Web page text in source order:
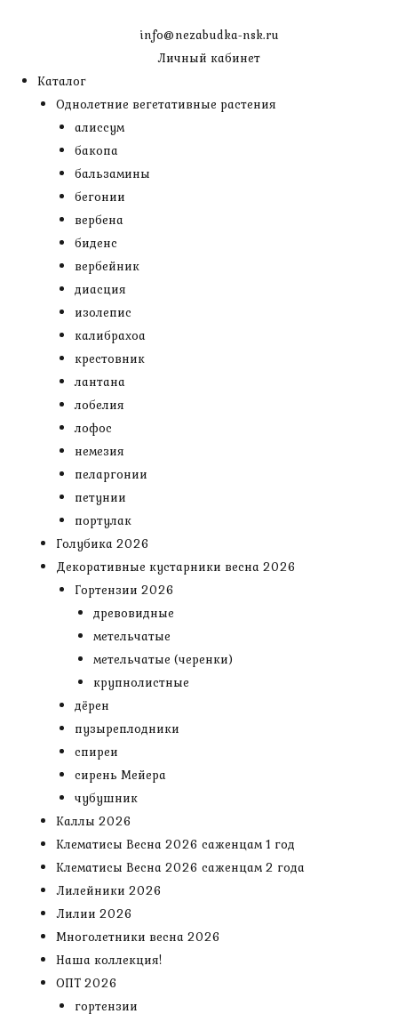
info@nezabudka-nsk.ru
Личный кабинет
Каталог
Однолетние вегетативные растения
алиссум
бакопа
бальзамины
бегонии
вербена
биденс
вербейник
диасция
изолепис
калибрахоа
крестовник
лантана
лобелия
лофос
немезия
пеларгонии
петунии
портулак
Голубика 2026
Декоративные кустарники весна 2026
Гортензии 2026
древовидные
метельчатые
метельчатые (черенки)
крупнолистные
дёрен
пузыреплодники
спиреи
сирень Мейера
чубушник
Каллы 2026
Клематисы Весна 2026 саженцам 1 год
Клематисы Весна 2026 саженцам 2 года
Лилейники 2026
Лилии 2026
Многолетники весна 2026
Наша коллекция!
ОПТ 2026
гортензии